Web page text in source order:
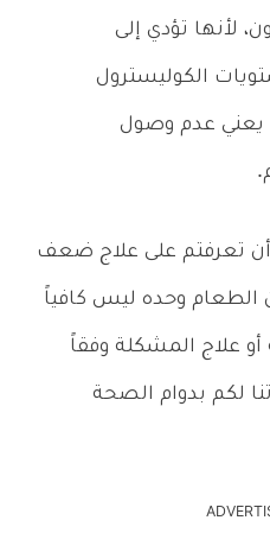
لأنها تؤدي إلى
الكوليسترول
يعني عدم وصول
أن تعرفتم على علاج ضعف
الطعام وحده ليس كافياً
أو علاج المشكلة وفقاً
لكم بدوام الصحة